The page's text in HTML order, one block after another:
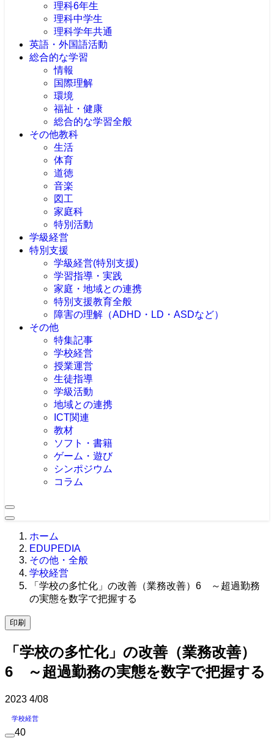
理科6年生
理科中学生
理科学年共通
英語・外国語活動
総合的な学習
情報
国際理解
環境
福祉・健康
総合的な学習全般
その他教科
生活
体育
道徳
音楽
図工
家庭科
特別活動
学級経営
特別支援
学級経営(特別支援)
学習指導・実践
家庭・地域との連携
特別支援教育全般
障害の理解（ADHD・LD・ASDなど）
その他
特集記事
学校経営
授業運営
生徒指導
学級活動
地域との連携
ICT関連
教材
ソフト・書籍
ゲーム・遊び
シンポジウム
コラム
ホーム
EDUPEDIA
その他・全般
学校経営
「学校の多忙化」の改善（業務改善）6 ～超過勤務
の実態を数字で把握する
印刷
「学校の多忙化」の改善（業務改善）
6 ～超過勤務の実態を数字で把握する
2023 4/08
学校経営
40